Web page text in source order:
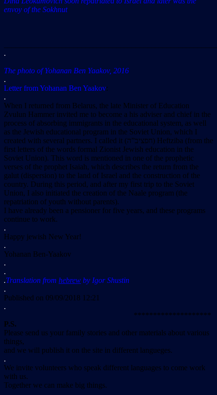
envoy of the Sokhnut
.
The photo of Yohanan Ben Yaakov, 2016
.
Letter from Yohanan Ben Yaakov:
.
When I returned from Belarus, the late Minister of Education
Zvulun Hammer invited me to become a his adviser and chief in the
process of absorbing immigrants in the educational system, as well
as the Jewish educational program in the Soviet Union, which I
created with several partners. I called it (חפציב”ה) Heftziba (from the
first letters of the words formal Zionist Jewish education in the
Soviet Union). This word is mentioned in one of the prophetic
verses of the prophet Isaiah, which describes the return from the
galut (dispersion) to the land of Israel and the construction of the
country. During this period, and after my first trip to the Soviet
Union, I also initiated the creation of the Naale program (the
repatriation of youth without parents).
I have already been a pensioner for five years, and these programs
continue to work.
.
Happy jewish New Year!
.
Yohanan Ben-Yaakov
.
.
.Translation from hebrew by Igor Shustin
.
Published on 09/09/2018 12:21
.
********************
P.S.
Please send us your family stories and other materials about various
things,
and we will publish it on the site in different langueges.
.
We invite volunteers who speak different languages to come work
with us.
Together we can make big things.